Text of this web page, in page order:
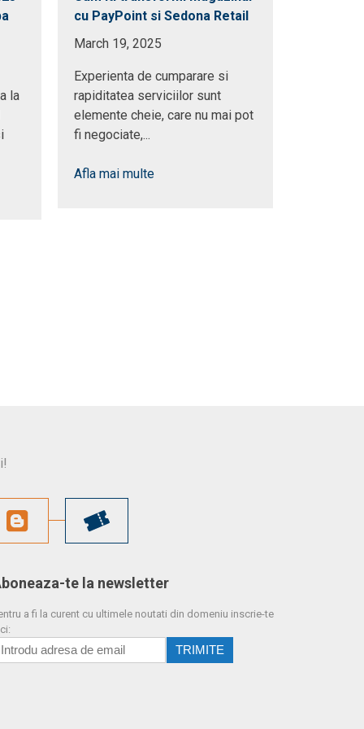
la
cu PayPoint si Sedona Retail
March 19, 2025
Experienta de cumparare si
rapiditatea serviciilor sunt
elemente cheie, care nu mai pot
fi negociate,...
Afla mai multe
te la newsletter
a fi la curent cu ultimele noutati din domeniu inscrie-te